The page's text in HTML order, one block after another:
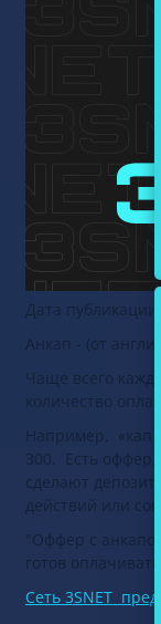
Дата публикации:
Анкап - (от
Чаще всего
количество
Например, «кап
300. Есть оффер,
сделают
действий или
"Оффер с
готов
Сеть 3SNET